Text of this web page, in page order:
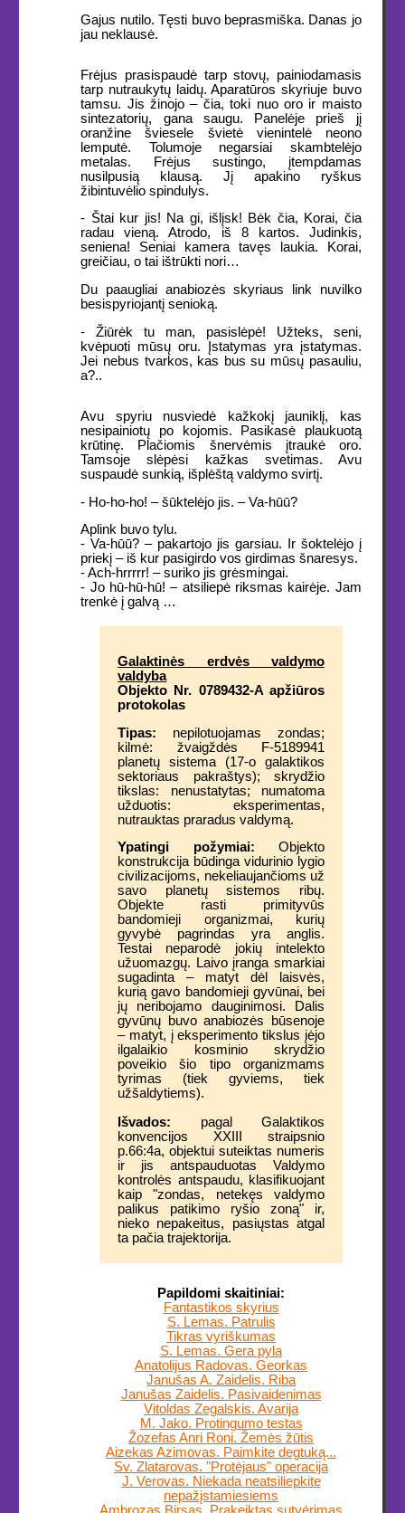
Gajus nutilo. Tęsti buvo beprasmiška. Danas jo
jau neklausė.
Frėjus prasispaudė tarp stovų, painiodamasis
tarp nutraukytų laidų. Aparatūros skyriuje buvo
tamsu. Jis žinojo – čia, toki nuo oro ir maisto
sintezatorių, gana saugu. Panelėje prieš jį
oranžine šviesele švietė vienintelė neono
lemputė. Tolumoje negarsiai skambtelėjo
metalas. Frėjus sustingo, įtempdamas
nusilpusią klausą. Jį apakino ryškus
žibintuvėlio spindulys.
- Štai kur jis! Na gi, išlįsk! Bėk čia, Korai, čia
radau vieną. Atrodo, iš 8 kartos. Judinkis,
seniena! Seniai kamera tavęs laukia. Korai,
greičiau, o tai ištrūkti nori…
Du paaugliai anabiozės skyriaus link nuvilko
besispyriojantį senioką.
- Žiūrėk tu man, pasislėpė! Užteks, seni,
kvėpuoti mūsų oru. Įstatymas yra įstatymas.
Jei nebus tvarkos, kas bus su mūsų pasauliu,
a?..
Avu spyriu nusviedė kažkokį jauniklį, kas
nesipainiotų po kojomis. Pasikasė plaukuotą
krūtinę. Plačiomis šnervėmis įtraukė oro.
Tamsoje slėpėsi kažkas svetimas. Avu
suspaudė sunkią, išplėštą valdymo svirtį.
- Ho-ho-ho! – šūktelėjo jis. – Va-hūū?
Aplink buvo tylu.
- Va-hūū? – pakartojo jis garsiau. Ir šoktelėjo į
priekį – iš kur pasigirdo vos girdimas šnaresys.
- Ach-hrrrrr! – suriko jis grėsmingai.
- Jo hū-hū-hū! – atsiliepė riksmas kairėje. Jam
trenkė į galvą …
Galaktinės erdvės valdymo
valdyba
Objekto Nr. 0789432-A apžiūros
protokolas
Tipas: nepilotuojamas zondas;
kilmė: žvaigždės F-5189941
planetų sistema (17-o galaktikos
sektoriaus pakraštys); skrydžio
tikslas: nenustatytas; numatoma
užduotis: eksperimentas,
nutrauktas praradus valdymą.
Ypatingi požymiai: Objekto
konstrukcija būdinga vidurinio lygio
civilizacijoms, nekeliaujančioms už
savo planetų sistemos ribų.
Objekte rasti primityvūs
bandomieji organizmai, kurių
gyvybė pagrindas yra anglis.
Testai neparodė jokių intelekto
užuomazgų. Laivo įranga smarkiai
sugadinta – matyt dėl laisvės,
kurią gavo bandomieji gyvūnai, bei
jų neribojamo dauginimosi. Dalis
gyvūnų buvo anabiozės būsenoje
– matyt, į eksperimento tikslus įėjo
ilgalaikio kosminio skrydžio
poveikio šio tipo organizmams
tyrimas (tiek gyviems, tiek
užšaldytiems).
Išvados: pagal Galaktikos
konvencijos XXIII straipsnio
p.66:4a, objektui suteiktas numeris
ir jis antspauduotas Valdymo
kontrolės antspaudu, klasifikuojant
kaip "zondas, netekęs valdymo
palikus patikimo ryšio zoną" ir,
nieko nepakeitus, pasiųstas atgal
ta pačia trajektorija.
Papildomi skaitiniai:
Fantastikos skyrius
S. Lemas. Patrulis
Tikras vyriškumas
S. Lemas. Gera pyla
Anatolijus Radovas. Georkas
Janušas A. Zaidelis. Riba
Janušas Zaidelis. Pasivaidenimas
Vitoldas Zegalskis. Avarija
M. Jako. Protingumo testas
Žozefas Anri Roni. Žemės žūtis
Aizekas Azimovas. Paimkite degtuką...
Sv. Zlatarovas. "Protėjaus" operacija
J. Verovas. Niekada neatsiliepkite
nepažįstamiesiems